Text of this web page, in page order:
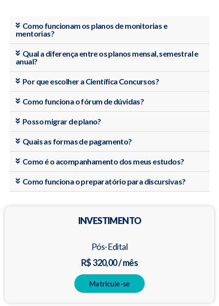
Como funcionam os planos de monitorias e
mentorias?
Qual a diferença entre os planos mensal, semestral e
anual?
Por que escolher a Científica Concursos?
Como funciona o fórum de dúvidas?
Posso migrar de plano?
Quais as formas de pagamento?
Como é o acompanhamento dos meus estudos?
Como funciona o preparatório para discursivas?
INVESTIMENTO
Pós-Edital
R$ 320,00 / mês
Matricule-se